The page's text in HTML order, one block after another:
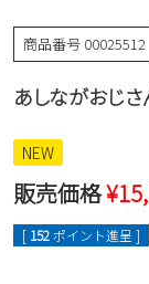
商品番号 00025512
あしながおじ
NEW
販売価格¥
[ 152ポイント進呈 ]